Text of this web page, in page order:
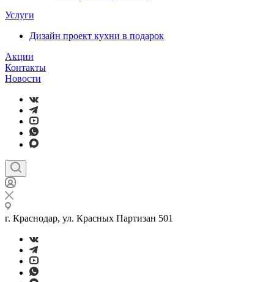
Услуги
Дизайн проект кухни в подарок
Акции
Контакты
Новости
г. Краснодар, ул. Красных Партизан 501